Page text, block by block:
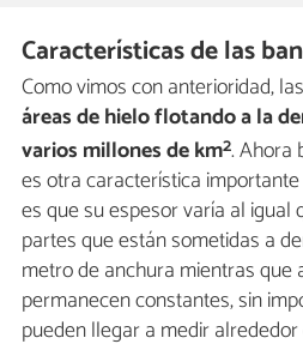
Características de las
Como vimos con anterioridad,
áreas de hielo flotando a la
varios millones de km2. Ahora
es otra característica
es que su espesor varía al igual
partes que están sometidas a
metro de anchura mientras que
permanecen constantes, sin
pueden llegar a medir